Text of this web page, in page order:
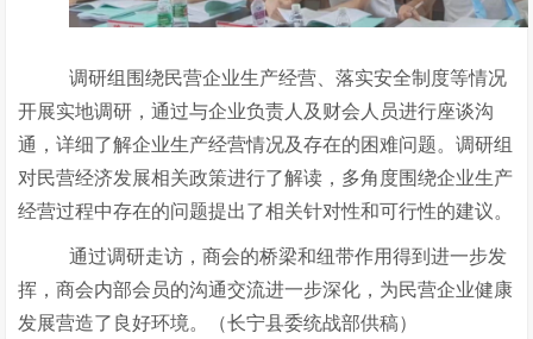
调研组围绕民营企业生产经营、落实安全制度等情况
开展实地调研，通过与企业负责人及财会人员进行座谈沟
通，详细了解企业生产经营情况及存在的困难问题。调研组
对民营经济发展相关政策进行了解读，多角度围绕企业生产
经营过程中存在的问题提出了相关针对性和可行性的建议。
通过调研走访，商会的桥梁和纽带作用得到进一步发
挥，商会内部会员的沟通交流进一步深化，为民营企业健康
发展营造了良好环境。（长宁县委统战部供稿）